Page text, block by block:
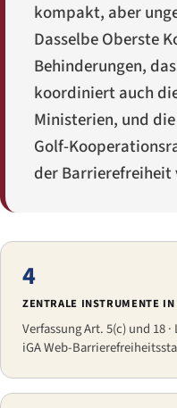
kompakt, aber
Dasselbe Oberste
Behinderungen,
koordiniert auch
Ministerien, und
Golf-
der Barrierefreiheit
4
ZENTRALE INSTRUMENTE
Verfassung Art. 5(c) und 18 ·
iGA Web-